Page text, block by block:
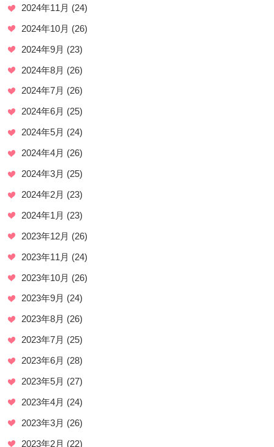
2024年11月 (24)
2024年10月 (26)
2024年9月 (23)
2024年8月 (26)
2024年7月 (26)
2024年6月 (25)
2024年5月 (24)
2024年4月 (26)
2024年3月 (25)
2024年2月 (23)
2024年1月 (23)
2023年12月 (26)
2023年11月 (24)
2023年10月 (26)
2023年9月 (24)
2023年8月 (26)
2023年7月 (25)
2023年6月 (28)
2023年5月 (27)
2023年4月 (24)
2023年3月 (26)
2023年2月 (22)